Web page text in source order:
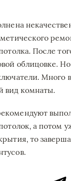
После
облицовке.
Много
вид комнаты.
а потом
то